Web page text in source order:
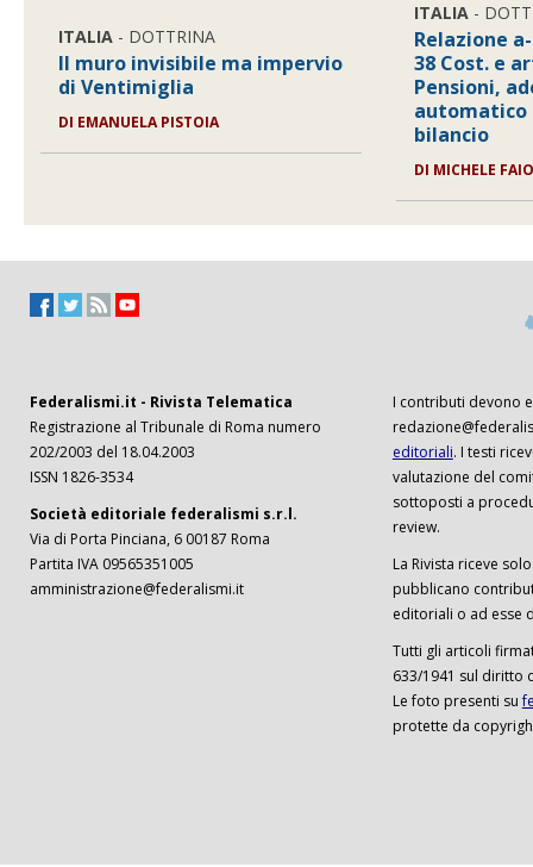
ITALIA - DOTTRINA
Il muro invisibile ma impervio
di Ventimiglia
DI EMANUELA PISTOIA
ITALIA -
Relazione
38 Cost. e
Pensioni,
automatico
bilancio
DI MICHELE
Federalismi.it - Rivista Telematica
Registrazione al Tribunale di Roma numero
202/2003 del 18.04.2003
ISSN 1826-3534
Società editoriale federalismi s.r.l.
Via di Porta Pinciana, 6 00187 Roma
Partita IVA 09565351005
amministrazione@federalismi.it
I contributi devono
editoriali. I testi
valutazione del
sottoposti a
review.
La Rivista riceve
pubblicano
editoriali o ad esse
Tutti gli articoli
633/1941 sul diritto
Le foto presenti su
protette da